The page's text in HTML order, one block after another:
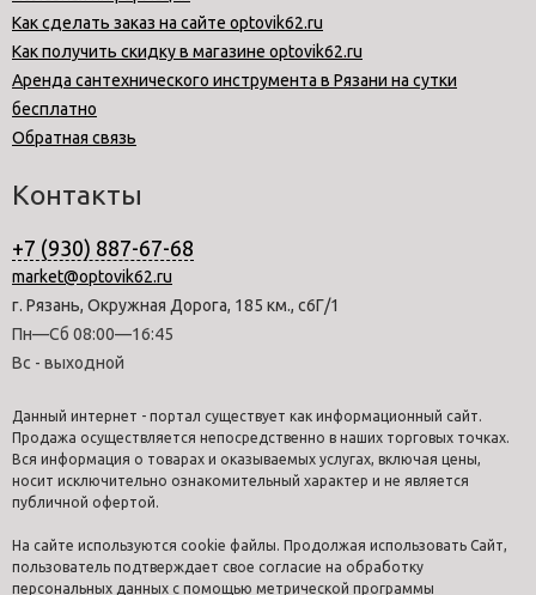
Как сделать заказ на сайте optovik62.ru
Как получить скидку в магазине optovik62.ru
Аренда сантехнического инструмента в Рязани на сутки
бесплатно
Обратная связь
Контакты
+7 (930) 887-67-68
market@optovik62.ru
г. Рязань, Окружная Дорога, 185 км., с6Г/1
Пн—Сб 08:00—16:45
Вс - выходной
Данный интернет - портал существует как информационный сайт.
Продажа осуществляется непосредственно в наших торговых точках.
Вся информация о товарах и оказываемых услугах, включая цены,
носит исключительно ознакомительный характер и не является
публичной офертой.
На сайте используются cookie файлы. Продолжая использовать Сайт,
пользователь подтверждает свое согласие на обработку
персональных данных с помощью метрической программы